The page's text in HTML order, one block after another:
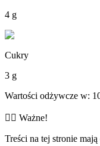
4 g
Cukry
3 g
Wartości odżywcze w:
👨‍⚕️️ Ważne!
Treści na tej stronie